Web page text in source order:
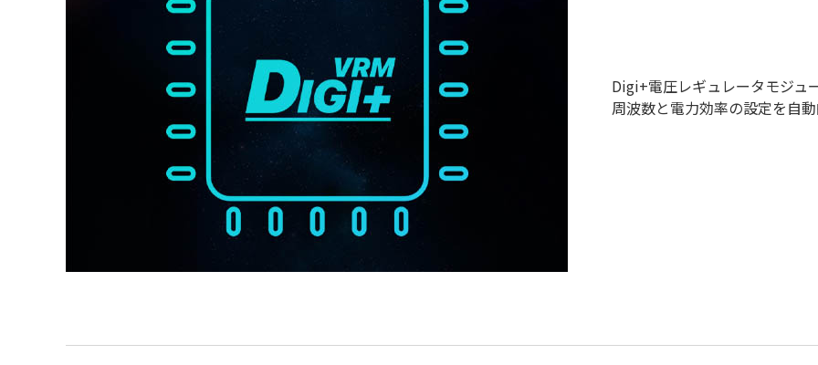
Digi+電圧レギュレータモジュ
周波数と電力効率の設定を自